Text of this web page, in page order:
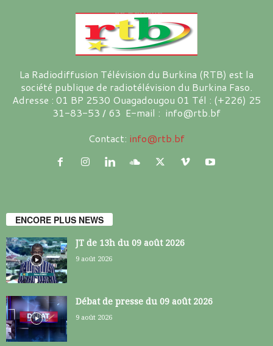
La Radiodiffusion Télévision du Burkina (RTB) est la
société publique de radiotélévision du Burkina Faso.
Adresse : 01 BP 2530 Ouagadougou 01 Tél : (+226) 25
31-83-53 / 63 E-mail : info@rtb.bf
Contact: info@rtb.bf
ENCORE PLUS NEWS
JT de 13h du 09 août 2026
9 août 2026
Débat de presse du 09 août 2026
9 août 2026